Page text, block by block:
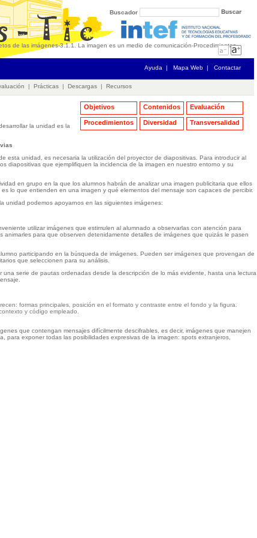
Buscador
de las imágenes-3.1.1. La imagen es un medio de comunicación-Procedimientos
Ayuda | Mapa Web | Contactar
| Prácticas | Descargas | Recursos
Objetivos Contenidos Evaluación
Procedimientos Diversidad Transversalidad
la unidad es la
esta unidad, es necesaria la utilización del proyector de diapositivas. Para introducir al
diapositivas que ejemplifiquen la incidencia de la imagen en nuestro entorno y su
en grupo en la que los alumnos habrán de analizar una imagen publicitaria que ellos
lo que entienden en una imagen y qué elementos del mensaje son capaces de percibir.
unidad podemos apoyarnos en las siguientes imágenes:
utilizar imágenes que estimulen al alumnado a observarlas con atención para
animarles para que observen detenidamente detalles de imágenes que quizás le pasen
participando en la búsqueda de imágenes. Pueden ser imágenes que provengan de
que seleccionen para su análisis.
una serie de pautas ordenadas desde la descripción de lo más evidente, hasta una lectura
formas principales, posición en el formato y contraste entre el fondo y la figura.
y código empleado.
que contengan mensajes difícilmente descifrables, es decir, imágenes que manejen
para exponer todas las posibilidades expresivas de la imagen: spots extranjeros,